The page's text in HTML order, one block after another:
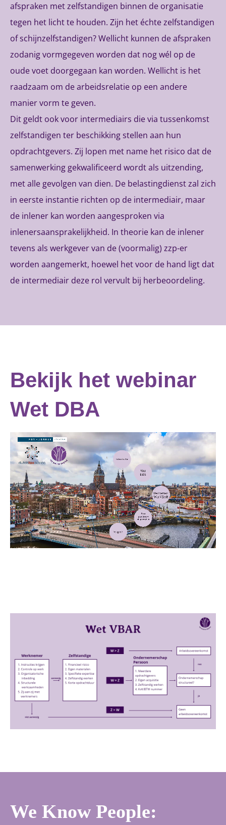
afspraken met zelfstandigen binnen de organisatie
tegen het licht te houden. Zijn het échte zelfstandigen
of schijnzelfstandigen? Wellicht kunnen de afspraken
zodanig vormgegeven worden dat nog wél op de
oude voet doorgegaan kan worden. Wellicht is het
raadzaam om de arbeidsrelatie op een andere
manier vorm te geven.
Dit geldt ook voor intermediairs die via tussenkomst
zelfstandigen ter beschikking stellen aan hun
opdrachtgevers. Zij lopen met name het risico dat de
samenwerking gekwalificeerd wordt als uitzending,
met alle gevolgen van dien. De belastingdienst zal zich
in eerste instantie richten op de intermediair, maar
de inlener kan worden aangesproken via
inlenersaansprakelijkheid. In theorie kan de inlener
tevens als werkgever van de (voormalig) zzp-er
worden aangemerkt, hoewel het voor de hand ligt dat
de intermediair deze rol vervult bij herbeoordeling.
Bekijk het webinar
Wet DBA
We Know People: